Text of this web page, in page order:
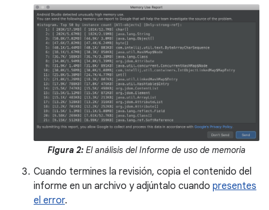
Figura 2: El análisis del Informe de uso de memoria
Cuando termines la revisión, copia el contenido del
informe en un archivo y adjúntalo cuando presentes
el error.